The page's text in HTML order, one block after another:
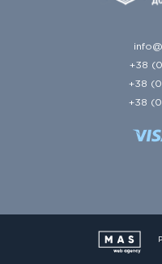
+38
+38
+38